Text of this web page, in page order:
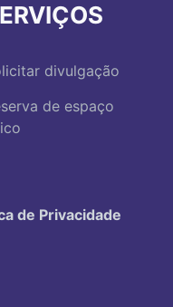
divulgação
de espaço
de Privacidade